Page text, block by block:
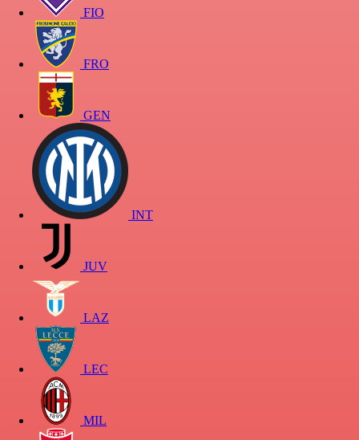
FIO
FRO
GEN
INT
JUV
LAZ
LEC
MIL